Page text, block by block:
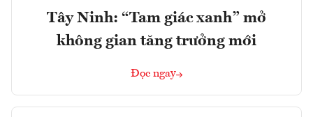
Tây Ninh: “Tam giác xanh” mở
không gian tăng trưởng mới
Đọc ngay